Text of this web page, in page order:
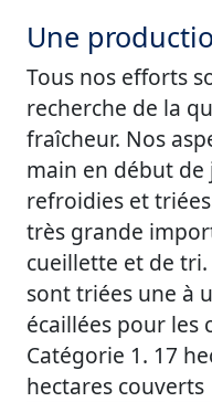
Une
Tous nos efforts
recherche de la
fraîcheur. Nos
main en début de
refroidies et
très grande
cueillette et de
sont triées une à
écaillées pour les
Catégorie 1. 17
hectares couverts